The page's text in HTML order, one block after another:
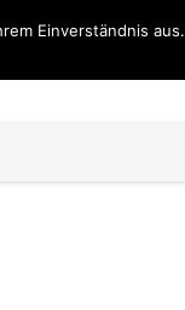
Einverständnis aus.